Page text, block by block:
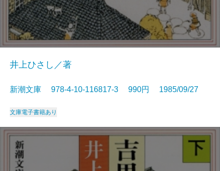
井上ひさし／著
新潮文庫 978-4-10-116817-3 990円 1985/09/27
文庫電子書籍あり